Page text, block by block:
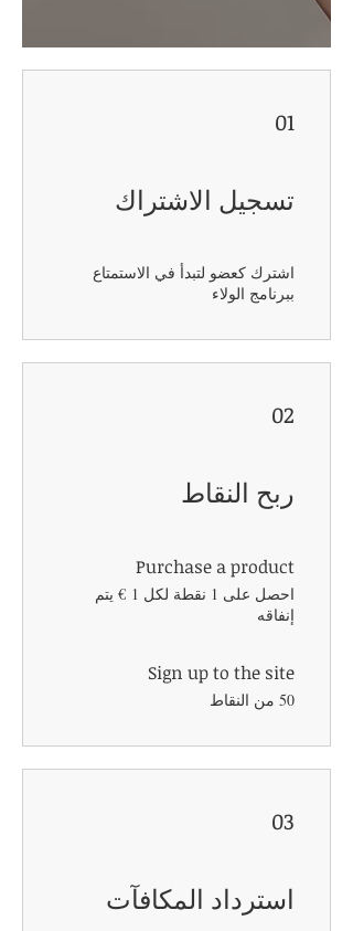
01
تسجيل الاشتراك
اشترك كعضو لتبدأ في الاستمتاع
ببرنامج الولاء
02
ربح النقاط
Purchase a product
احصل على 1 نقطة لكل ‏1 € يتم
إنفاقه
Sign up to the site
50 من النقاط
03
استرداد المكافآت